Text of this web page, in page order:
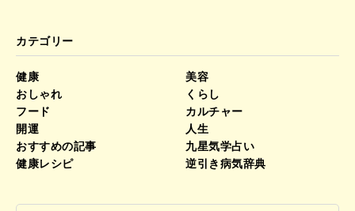
カテゴリー
健康
美容
おしゃれ
くらし
フード
カルチャー
開運
人生
おすすめの記事
九星気学占い
健康レシピ
逆引き病気辞典